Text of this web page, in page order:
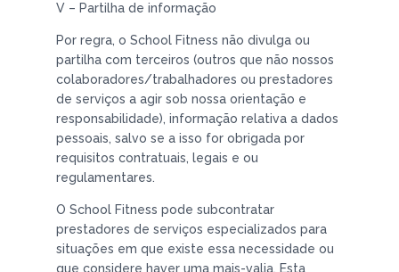
V – Partilha de informação
Por regra, o School Fitness não divulga ou
partilha com terceiros (outros que não nossos
colaboradores/trabalhadores ou prestadores
de serviços a agir sob nossa orientação e
responsabilidade), informação relativa a dados
pessoais, salvo se a isso for obrigada por
requisitos contratuais, legais e ou
regulamentares.
O School Fitness pode subcontratar
prestadores de serviços especializados para
situações em que existe essa necessidade ou
que considere haver uma mais-valia. Esta